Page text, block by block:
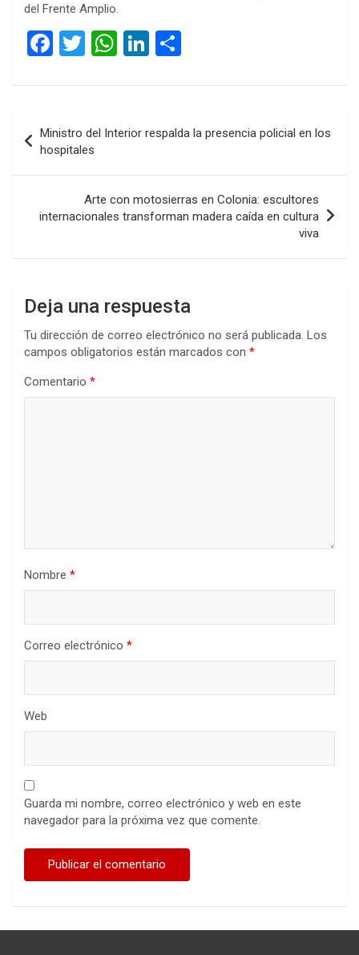
del Frente Amplio.
F
ce
o
o
T
tt
W
at
A
p
p
Li
ke
n
m
ar
tir
de
entradas
Ministro del Interior respalda la presencia policial en los
hospitales
Arte con motosierras en Colonia: escultores
internacionales transforman madera caída en cultura
viva
Deja una respuesta
Tu dirección de correo electrónico no será publicada. Los
campos obligatorios están marcados con *
Comentario *
Nombre *
Correo electrónico *
Web
Guarda mi nombre, correo electrónico y web en este
navegador para la próxima vez que comente.